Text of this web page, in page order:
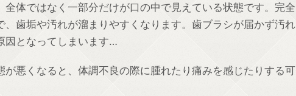
全体ではなく一部分だけが口の中で見えている状態です。完全
、歯垢や汚れが溜まりやすくなります。歯ブラシが届かず汚れ
因となってしまいます…
が悪くなると、体調不良の際に腫れたり痛みを感じたりする可